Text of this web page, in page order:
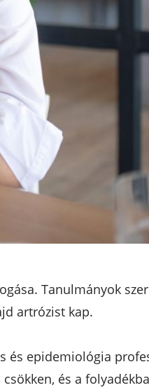
Tanulmányok
artrózist kap.
és epidemiológia
és a